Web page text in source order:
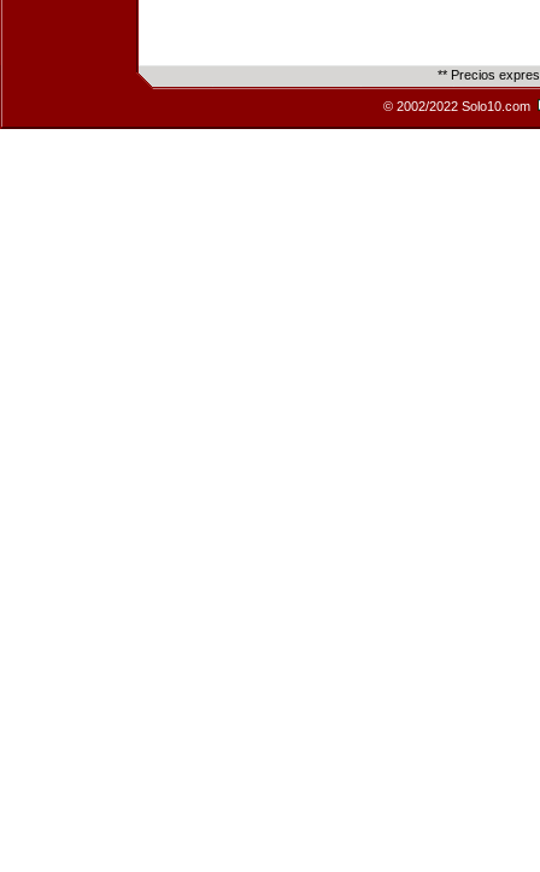
** Precios
© 2002/2022 Solo10.com